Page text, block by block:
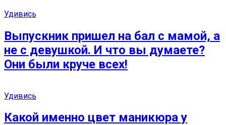
Удивись
Выпускник пришел на бал с мамой, а
не с девушкой. И что вы думаете?
Они были круче всех!
Удивись
Какой именно цвет маникюра у